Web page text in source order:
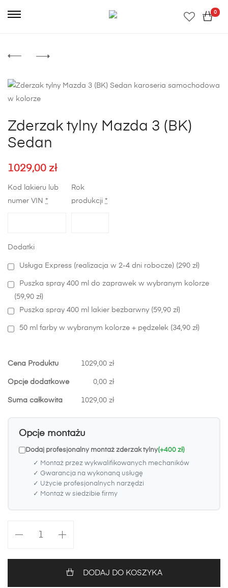
0
Zderzak tylny Mazda 3 (BK)
Sedan
1029,00 zł
Kod lakieru lub
numer VIN *
Rok
produkcji *
Dodatki
Usługa Express (realizacja w 2-4 dni robocze) (290 zł)
Puszka spray 400 ml do zaprawek w wybranym kolorze
(59,90 zł)
Puszka spray 400 ml lakier bezbarwny (59,90 zł)
50 ml farby w wybranym kolorze + pędzelek (34,90 zł)
Cena Produktu 1029,00 zł
Opcje dodatkowe 0,00 zł
Suma całkowita 1029,00 zł
Opcje montażu
Dodaj profesjonalny montaż zderzak tylny(+400 zł)
✓ Montaż przez wykwalifikowanych mechaników
✓ Gwarancja na wykonaną usługę
✓ Użycie profesjonalnych narzędzi
✓ Montaż w siedzibie firmy
DODAJ DO KOSZYKA